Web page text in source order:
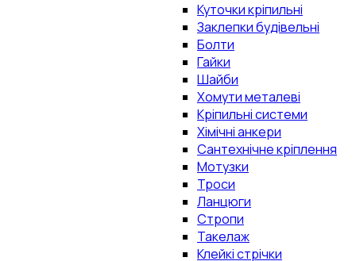
Куточки кріпильні
Заклепки будівельні
Болти
Гайки
Шайби
Хомути металеві
Кріпильні системи
Хімічні анкери
Сантехнічне кріплення
Мотузки
Троси
Ланцюги
Стропи
Такелаж
Клейкі стрічки